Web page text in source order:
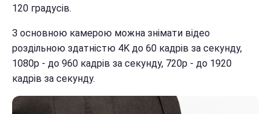
120 градусів.
З основною камерою можна знімати відео
роздільною здатністю 4K до 60 кадрів за секунду,
1080p - до 960 кадрів за секунду, 720p - до 1920
кадрів за секунду.